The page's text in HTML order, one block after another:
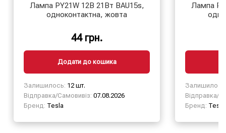
Лампа PY21W 12В 21Вт BAU15s,
одноконтактна, жовта
44 грн.
Додати до кошика
Залишилось: 12 шт.
Відправка/Самовивіз: 07.08.2026
Бренд: Tesla
Лампа
Відправка/
Бренд: Tesla